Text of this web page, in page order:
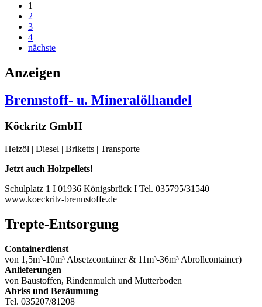
1
2
3
4
nächste
Anzeigen
Brennstoff- u. Mineralölhandel
Köckritz GmbH
Heizöl | Diesel | Briketts | Transporte
Jetzt auch Holzpellets!
Schulplatz 1 I 01936 Königsbrück I Tel. 035795/31540
www.koeckritz-brennstoffe.de
Trepte-Entsorgung
Containerdienst
von 1,5m³-10m³ Absetzcontainer & 11m³-36m³ Abrollcontainer)
Anlieferungen
von Baustoffen, Rindenmulch und Mutterboden
Abriss und Beräumung
Tel. 035207/81208